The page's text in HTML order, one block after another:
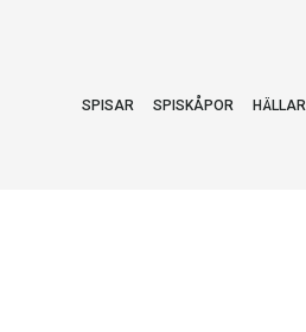
SPISAR SPISKÅPOR HÄLLAR